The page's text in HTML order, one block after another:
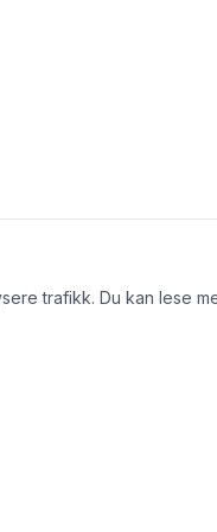
trafikk. Du kan lese